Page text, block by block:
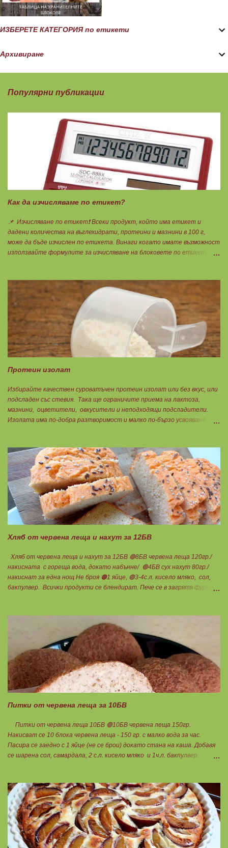
ИЗБЕРЕТЕ КАТЕГОРИЯ по етикети
Архивиране
Популярни публикации
Как да изчисляваме по етикет?
📌 Изчисляване по етикет❗ Всеки продукт, който има етикет и
дадени количества на въглехидрати, протеини и мазнини в 100 г,
може да бъде изчислен по етикета. Винаги когато имате възможност
използвайте формулите за изчисляване на блоковете по етикет:
въглехидрати в 100 г = количеството въглехидрати за 1 блок.
Мазнини: 150 : количеството мазнини в 100 г продукт = мазнините за
1 блок.
Протеин изолат
Избирайте качествен суроватъчен протеин изолат или без вкус, или
подсладен със стевия. Така ще ограничите приема на лактоза,
мазнини, оцветители, овкусители и неподходящи подсладители.
Изолата има по-добра разтворимост и малко по-бързо усвояване.
филтрация при качествените продукти отстранява млечната захар
и по този начин се избягват проблемите със алергии, задържане на
вода, подуване на стомаха, диария или друг тип дискомфорт.
Хляб от червена леща и нахут за 12БВ
Хляб от червена леща и нахут за 12БВ 🟢8БВ червена леща 120гр./
накисната с гореща вода, докато набънне/ 🟢4БВ сух нахут 80гр./
накиснат за една нощ Не броя 🟠1 яйце, 🟢3-4с.л. кисело мляко, сол,
бакпулвер. Всички продукти се блендират. Пече се в загрятя фурна
Питки от червена леща за 10БВ
Питки от червена леща 10БВ 🟢10БВ червена леща 150гр.
Накисват се 10 блока червена леща - 150 гр. с малко вода за час.
Пасира се заедно с 1 яйце (не се брои) докато стана на каша. Добавя
се шарена сол, самардала, 2 с.л. кисело мляко и 1ч.л. бакпулвер.
влажни ръце се оформят 10 еднакви топчета. Пече се в добре
загрята фурна на 200 градуса за 35-40 мин. Всяка питка е 1 блок
въглехидрат. Нека да ни е вкусно заедно! Споделено от Петя Чанева